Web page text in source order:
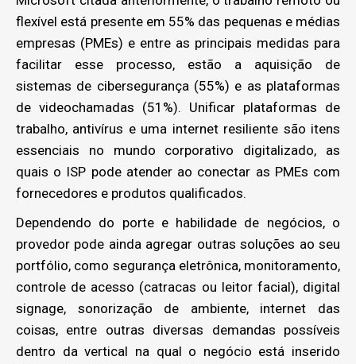
flexível está presente em 55% das pequenas e médias
empresas (PMEs) e entre as principais medidas para
facilitar esse processo, estão a aquisição de
sistemas de cibersegurança (55%) e as plataformas
de videochamadas (51%). Unificar plataformas de
trabalho, antivírus e uma internet resiliente são itens
essenciais no mundo corporativo digitalizado, as
quais o ISP pode atender ao conectar as PMEs com
fornecedores e produtos qualificados.
Dependendo do porte e habilidade de negócios, o
provedor pode ainda agregar outras soluções ao seu
portfólio, como segurança eletrônica, monitoramento,
controle de acesso (catracas ou leitor facial), digital
signage, sonorização de ambiente, internet das
coisas, entre outras diversas demandas possíveis
dentro da vertical na qual o negócio está inserido